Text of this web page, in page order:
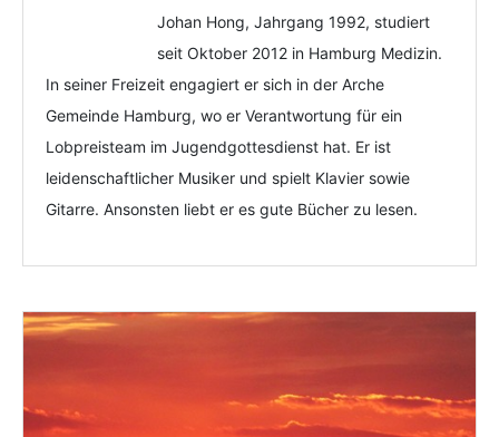
Johan Hong, Jahrgang 1992, studiert
seit Oktober 2012 in Hamburg Medizin.
In seiner Freizeit engagiert er sich in der Arche
Gemeinde Hamburg, wo er Verantwortung für ein
Lobpreisteam im Jugendgottesdienst hat. Er ist
leidenschaftlicher Musiker und spielt Klavier sowie
Gitarre. Ansonsten liebt er es gute Bücher zu lesen.